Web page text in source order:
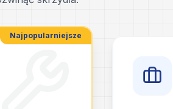
Najpopularniejsze